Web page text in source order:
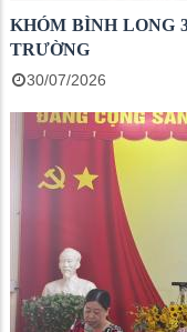
KHÓM BÌNH LONG
TRƯỜNG
30/07/2026